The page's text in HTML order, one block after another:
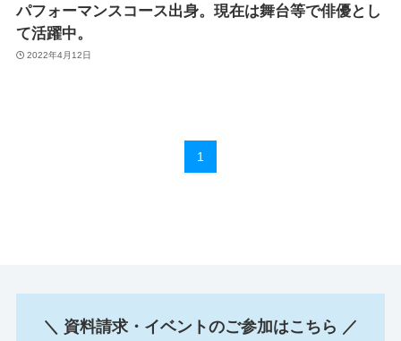
パフォーマンスコース出身。現在は舞台等で俳優とし
て活躍中。
2022年4月12日
1
＼ 資料請求・イベントのご参加はこちら ／